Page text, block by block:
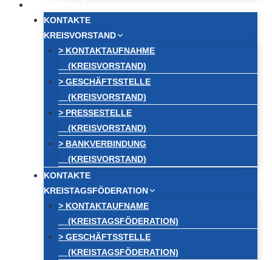
KONTAKTE
KREISVORSTAND
> KONTAKTAUFNAHME
(KREISVORSTAND)
> GESCHÄFTSSTELLE
(KREISVORSTAND)
> PRESSESTELLE
(KREISVORSTAND)
> BANKVERBINDUNG
(KREISVORSTAND)
KONTAKTE
KREISTAGSFÖDERATION
> KONTAKTAUFNAME
(KREISTAGSFÖDERATION)
> GESCHÄFTSSTELLE
(KREISTAGSFÖDERATION)